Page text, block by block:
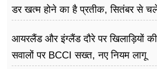
डर खत्म होने का है प्रतीक, सितंबर से
आयरलैंड और इंग्लैंड दौरे पर खिलाड़ियों
सवालों पर BCCI सख्त, नए नियम लागू